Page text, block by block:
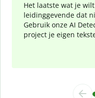
Het laatste wat je
leidinggevende dat
Gebruik onze AI
project je eigen